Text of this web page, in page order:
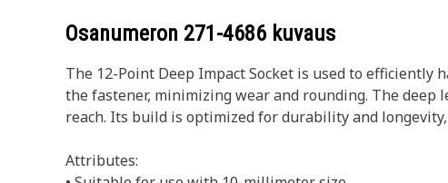
Osanumeron 271-4686 kuvaus
The 12-Point Deep Impact Socket is used to
the fastener, minimizing wear and rounding. The deep
reach. Its build is optimized for durability and
Attributes: